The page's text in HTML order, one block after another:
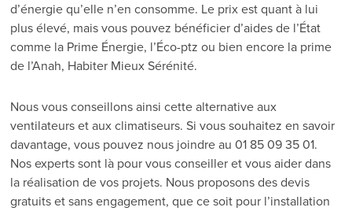
d’énergie qu’elle n’en consomme. Le prix est quant à lui
plus élevé, mais vous pouvez bénéficier d’aides de l’État
comme la Prime Énergie, l’Éco-ptz ou bien encore la prime
de l’Anah, Habiter Mieux Sérénité.
Nous vous conseillons ainsi cette alternative aux
ventilateurs et aux climatiseurs. Si vous souhaitez en savoir
davantage, vous pouvez nous joindre au 01 85 09 35 01.
Nos experts sont là pour vous conseiller et vous aider dans
la réalisation de vos projets. Nous proposons des devis
gratuits et sans engagement, que ce soit pour l’installation